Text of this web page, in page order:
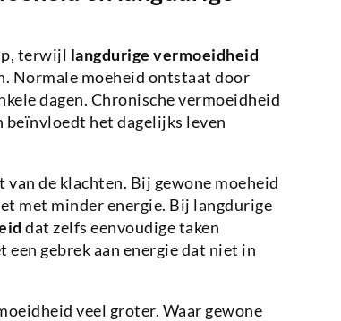
terwijl langdurige vermoeidheid
Normale moeheid ontstaat door
dagen. Chronische vermoeidheid
het dagelijks leven
de klachten. Bij gewone moeheid
met minder energie. Bij langdurige
dat zelfs eenvoudige taken
gebrek aan energie dat niet in
veel groter. Waar gewone